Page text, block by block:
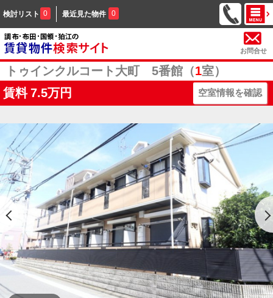
検討リスト 0 最近見た物件 0
お問合せ
トゥインクルコート大町 5番館（1室）
賃料 7.5万円 空室情報を確認